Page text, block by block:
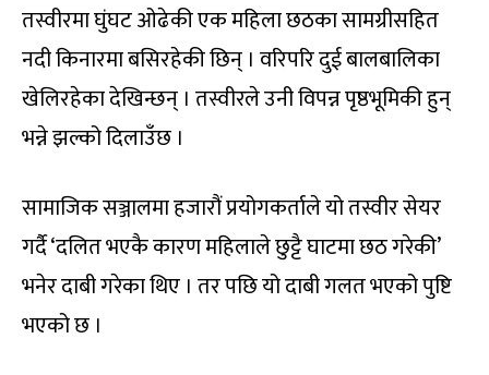
तस्वीरमा घुंघट ओढेकी एक महिला छठका सामग्रीसहित
नदी किनारमा बसिरहेकी छिन् । वरिपरि दुई बालबालिका
खेलिरहेका देखिन्छन् । तस्वीरले उनी विपन्न पृष्ठभूमिकी हुन्
भन्ने झल्को दिलाउँछ ।
सामाजिक सञ्जालमा हजारौं प्रयोगकर्ताले यो तस्वीर सेयर
गर्दै ‘दलित भएकै कारण महिलाले छुट्टै घाटमा छठ गरेकी’
भनेर दाबी गरेका थिए । तर पछि यो दाबी गलत भएको पुष्टि
भएको छ ।